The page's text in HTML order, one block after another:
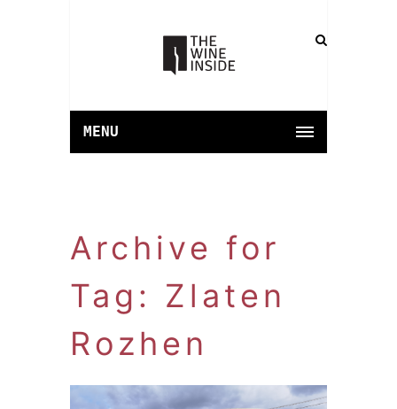
MENU
Archive for
Tag: Zlaten
Rozhen